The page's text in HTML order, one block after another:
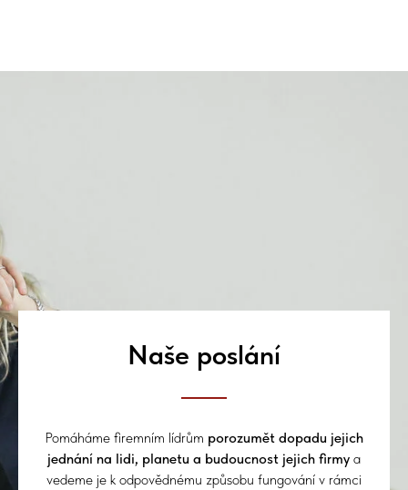
Naše poslání
Pomáháme firemním lídrům porozumět dopadu jejich
jednání na lidi, planetu a budoucnost jejich firmy a
vedeme je k odpovědnému způsobu fungování v rámci